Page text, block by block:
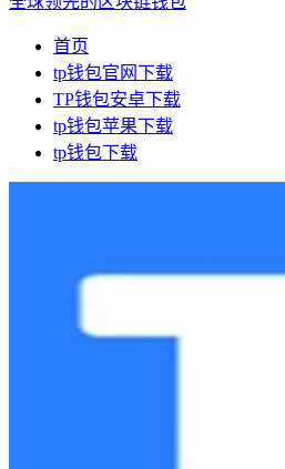
首页
tp钱包官网下载
TP钱包安卓下载
tp钱包苹果下载
tp钱包下载